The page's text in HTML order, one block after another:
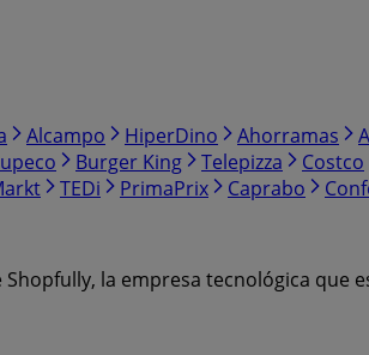
Alcampo HiperDino Ahorramas
Burger King Telepizza Costco
TEDi PrimaPrix Caprabo
la empresa tecnológica que